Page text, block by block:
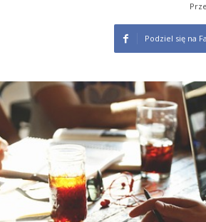
Podziel się na